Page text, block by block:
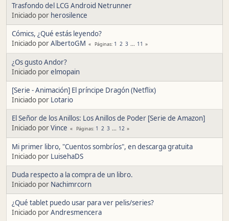
Trasfondo del LCG Android Netrunner
Iniciado por herosilence
Cómics, ¿Qué estás leyendo?
Iniciado porAlbertoGM Páginas 1 2 3 ... 11
¿Os gusto Andor?
Iniciado porelmopain
[Serie - Animación] El príncipe Dragón (Netflix)
Iniciado por Lotario
El Señor de los Anillos: Los Anillos de Poder [Serie de Amazon]
Iniciado porVince Páginas 1 2 3 ... 12
Mi primer libro, "Cuentos sombríos", en descarga gratuita
Iniciado por LuisehaDS
Duda respecto a la compra de un libro.
Iniciado por Nachimrcorn
¿Qué tablet puedo usar para ver pelis/series?
Iniciado porAndresmencera